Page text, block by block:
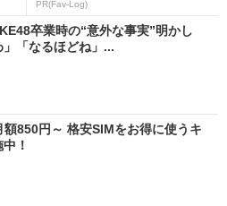
PR(Fav-Log)
卒業時の“意外な事実”明かし
」「なるほどね」...
額850円～ 格安SIMをお得に使うキ
！